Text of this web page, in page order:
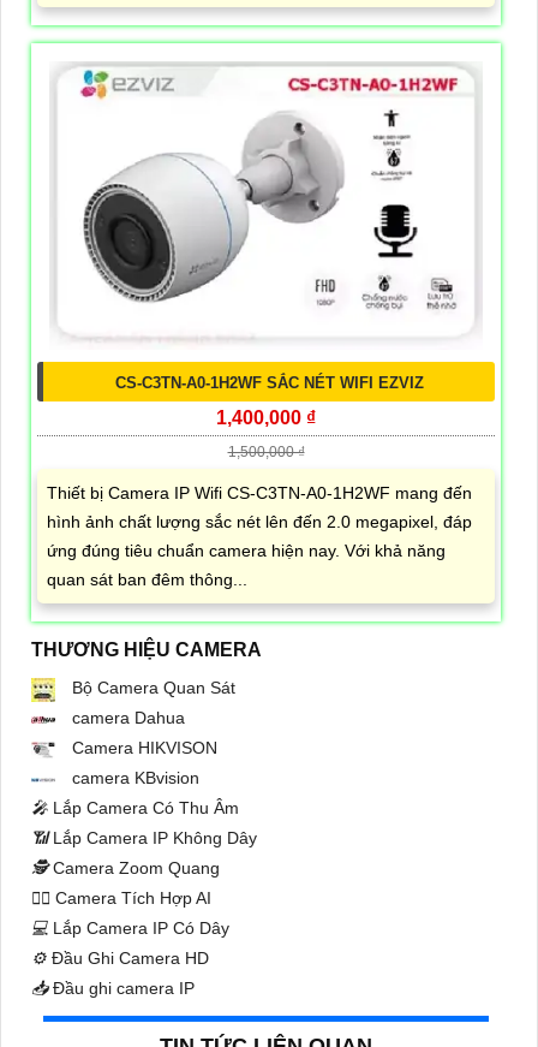
CS-C3TN-A0-1H2WF SẮC NÉT WIFI EZVIZ
1,400,000 ₫
1,500,000 ₫
Thiết bị Camera IP Wifi CS-C3TN-A0-1H2WF mang đến
hình ảnh chất lượng sắc nét lên đến 2.0 megapixel, đáp
ứng đúng tiêu chuẩn camera hiện nay. Với khả năng
quan sát ban đêm thông...
THƯƠNG HIỆU CAMERA
Bộ Camera Quan Sát
camera Dahua
Camera HIKVISON
camera KBvision
️🎤️ Lắp Camera Có Thu Âm
📶Lắp Camera IP Không Dây
🕵️Camera Zoom Quang
🧛‍♀️ Camera Tích Hợp AI
💻 Lắp Camera IP Có Dây
⚙️ Đầu Ghi Camera HD
📥Đầu ghi camera IP